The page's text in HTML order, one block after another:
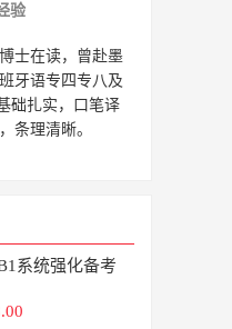
验
士在读，曾赴墨
牙语专四专八及
础扎实，口笔译
条理清晰。
系统强化备考